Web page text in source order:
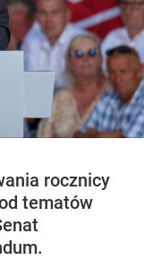
rocznicy
tematów